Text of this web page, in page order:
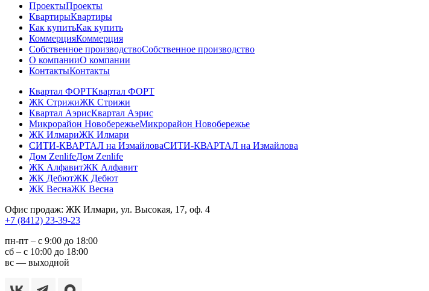
ПроектыПроекты
КвартирыКвартиры
Как купитьКак купить
КоммерцияКоммерция
Собственное производствоСобственное производство
О компанииО компании
КонтактыКонтакты
Квартал ФОРТКвартал ФОРТ
ЖК СтрижиЖК Стрижи
Квартал АэрисКвартал Аэрис
Микрорайон НовобережьеМикрорайон Новобережье
ЖК ИлмариЖК Илмари
СИТИ-КВАРТАЛ на ИзмайловаСИТИ-КВАРТАЛ на Измайлова
Дом ZenlifeДом Zenlife
ЖК АлфавитЖК Алфавит
ЖК ДебютЖК Дебют
ЖК ВеснаЖК Весна
Офис продаж: ЖК Илмари, ул. Высокая, 17, оф. 4
+7 (8412) 23-39-23
пн-пт – с 9:00 до 18:00
сб – с 10:00 до 18:00
вс — выходной